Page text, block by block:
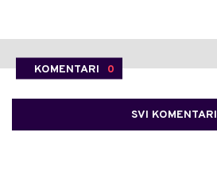
KOMENTARI 0
SVI KOMENTARI